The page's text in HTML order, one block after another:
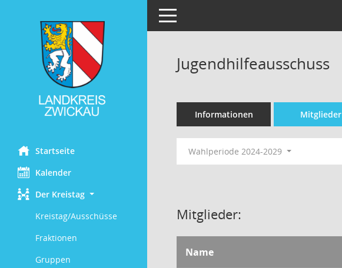
Startseite
Kalender
Der Kreistag
Kreistag/Ausschüsse
Fraktionen
Gruppen
Toggle navigation
Jugendhilfeausschuss
Informationen Mitglieder
Wahlperiode 2024-2029
Mitglieder:
Name